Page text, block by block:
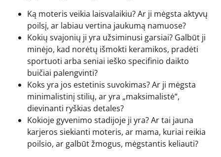
Ką moteris veikia laisvalaikiu? Ar ji mėgsta aktyvų
poilsį, ar labiau vertina jaukumą namuose?
Kokių svajonių ji yra užsiminusi garsiai? Galbūt ji
minėjo, kad norėtų išmokti keramikos, pradėti
sportuoti arba seniai ieško specifinio daikto
buičiai palengvinti?
Koks yra jos estetinis suvokimas? Ar ji mėgsta
minimalistinį stilių, ar yra „maksimalistė“,
dievinanti ryškias detales?
Kokioje gyvenimo stadijoje ji yra? Ar tai jauna
karjeros siekianti moteris, ar mama, kuriai reikia
poilsio, ar galbūt žmogus, mėgstantis keliauti?